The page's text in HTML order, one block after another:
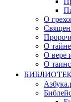
О
О
О вере
О